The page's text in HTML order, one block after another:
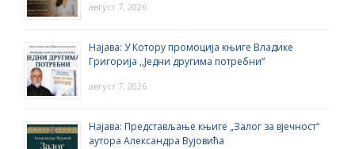
август 7, 2026
Најава: У Котору промоција књиге Владике
Григорија ,,Једни другима потребни”
август 7, 2026
Најава: Представљање књиге „Залог за вјечност“
аутора Александра Вујовића